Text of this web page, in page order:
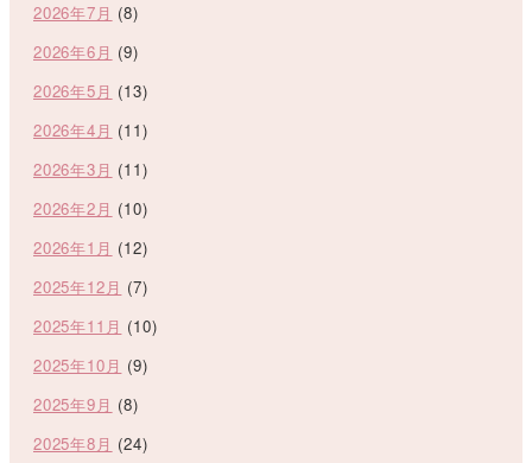
2026年7月 (8)
2026年6月 (9)
2026年5月 (13)
2026年4月 (11)
2026年3月 (11)
2026年2月 (10)
2026年1月 (12)
2025年12月 (7)
2025年11月 (10)
2025年10月 (9)
2025年9月 (8)
2025年8月 (24)